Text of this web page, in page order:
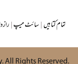
|سائٹ میپ|تمام کتابیں
. All Rights Reserved.